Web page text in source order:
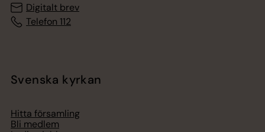
Digitalt brev
Telefon 112
Svenska kyrkan
Hitta församling
Bli medlem